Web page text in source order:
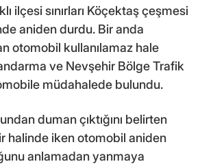
ilçesi sınırları Köçektaş çeşmesi
aniden durdu. Bir anda
otomobil kullanılamaz hale
ve Nevşehir Bölge Trafik
müdahalede bulundu.
duman çıktığını belirten
halinde iken otomobil aniden
anlamadan yanmaya